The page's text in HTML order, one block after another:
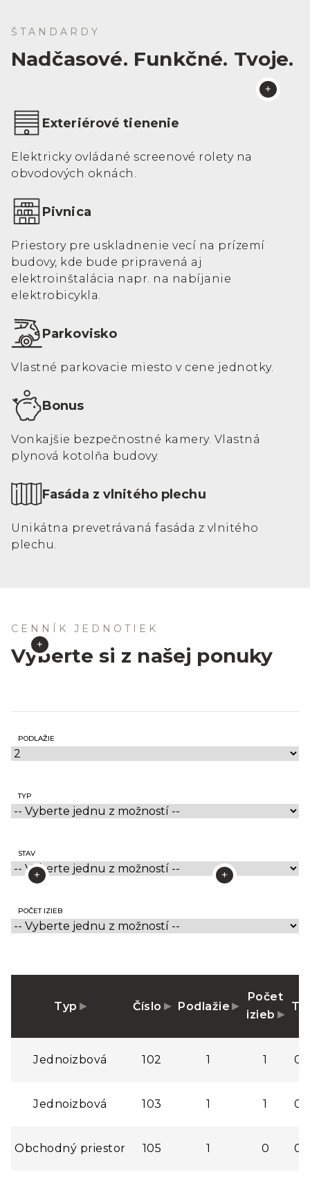
ŠTANDARDY
Nadčasové. Funkčné. Tvoje.
Exteriérové tienenie
Elektricky ovládané screenové rolety na
obvodových oknách.
Pivnica
Priestory pre uskladnenie vecí na prízemí
budovy, kde bude pripravená aj
elektroinštalácia napr. na nabíjanie
elektrobicykla.
Parkovisko
Vlastné parkovacie miesto v cene jednotky.
Bonus
Vonkajšie bezpečnostné kamery. Vlastná
plynová kotolňa budovy.
Fasáda z vlnitého plechu
Unikátna prevetrávaná fasáda z vlnitého
plechu.
CENNÍK JEDNOTIEK
Vyberte si z našej ponuky
PODLAŽIE
TYP
STAV
POČET IZIEB
Typ Číslo Podlažie
Počet
izieb
Jednoizbová 102 1 1
Jednoizbová 103 1 1
Obchodný priestor 105 1 0